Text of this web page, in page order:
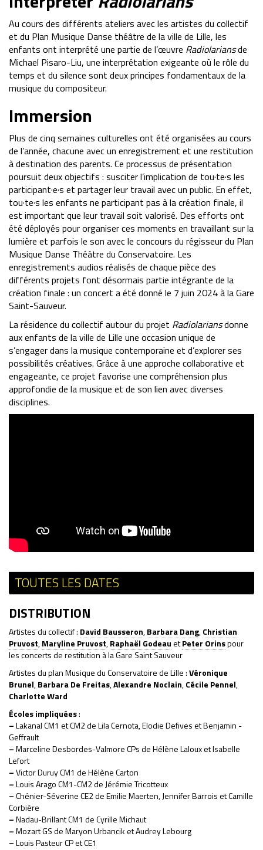
Au cours des différents ateliers avec les artistes du collectif
et du Plan Musique Danse théâtre de la ville de Lille, les
enfants ont interprété une partie de l’œuvre Radiolariansde
Michael Pisaro-Liu, une interprétation exigeante où le rôle du
temps et du silence sont deux principes fondamentaux de la
musique du compositeur.
Immersion
Plus de cinq semaines culturelles ont été organisées au cours
de l’année, chacune avec un enregistrement et une restitution
à destination des parents. Ce processus de présentation
poursuit deux objectifs : susciter l’implication de tou·te·s les
participant·e·s et partager leur travail avec un public. En effet,
tou·te·s les enfants ne participant pas à la création finale, il
est important que leur travail soit valorisé. Des efforts ont
été déployés pour organiser ces moments en travaillant sur la
lumière et parfois le son avec le concours du régisseur du Plan
Musique Danse Théâtre du Conservatoire. Les
enregistrements audios réalisés de chaque pièce des
différents projets font désormais partie intégrante de la
création finale : un concert a été donné le 7 juin 2024 à la Gare
Saint-Sauveur.
La résidence du collectif autour du projet Radiolariansdonne
aux enfants de la ville de Lille une occasion unique de
s’engager dans la musique contemporaine et d’explorer ses
possibilités créatives. Grâce à une approche collaborative et
engageante, ce projet favorise une compréhension plus
approfondie de la musique et de son lien avec diverses
disciplines.
TOUTES LES DATES
DISTRIBUTION
Artistes du collectif : David Bausseron,Barbara Dang,Christian
Pruvost,Maryline Pruvost,Raphaël GodeauetPeter Orinspour
les concerts de restitution à la Gare Saint Sauveur
Artistes du plan Musique du Conservatoire de Lille :Véronique
Brunel,Barbara De Freitas,Alexandre Noclain,Cécile Pennel,
Charlotte Ward
Écoles impliquées:
–Lakanal CM1 et CM2 de Lila Cernota, Elodie Defives et Benjamin -
Geffrault
–Marceline Desbordes-Valmore CPs de Hélène Laloux et Isabelle
Lefort
–Victor Duruy CM1 de Hélène Carton
–Louis Arago CM1-CM2 de Jérémie Tricotteux
–Chénier-Séverine CE2 de Emilie Maerten, Jennifer Barrois et Camille
Corbière
–Nadau-Brillant CM1 de Cyrille Michaut
–Mozart GS de Maryon Urbancik et Audrey Lebourg
–Louis Pasteur CP et CE1